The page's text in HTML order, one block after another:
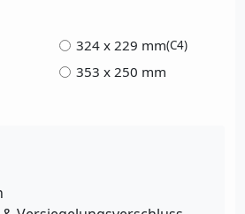
324 x 229 mm(C4)
353 x 250 mm